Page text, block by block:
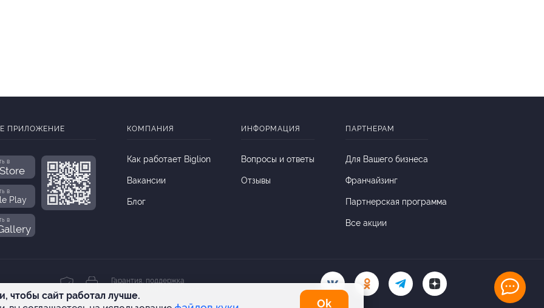
чтобы сайт работал лучше.
Оk
ПРИЛОЖЕНИЕ
в
в
Play
в
КОМПАНИЯ
Как работает Biglion
Вакансии
Блог
ИНФОРМАЦИЯ
Вопросы и ответы
Отзывы
ПАРТНЕРАМ
Для Вашего бизнеса
Франчайзинг
Партнерская программа
Все акции
Гарантия, поддержка